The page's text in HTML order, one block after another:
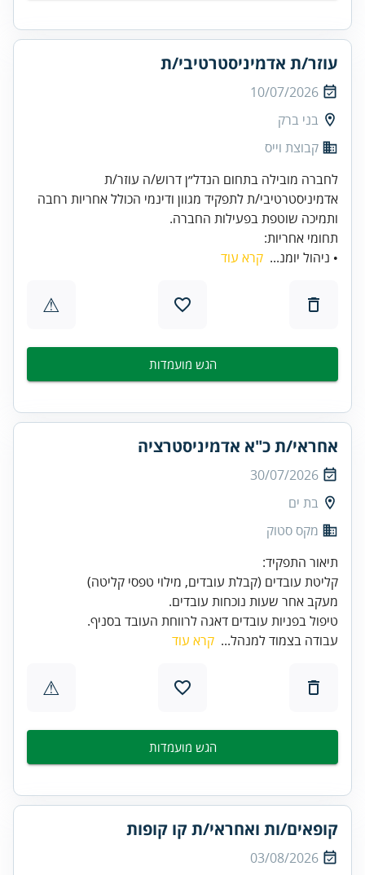
עוזר/ת אדמיניסטרטיבי/ת
10/07/2026
בני ברק
קבוצת וייס
לחברה מובילה בתחום הנדל״ן דרוש/ה עוזר/ת
אדמיניסטרטיבי/ת לתפקיד מגוון ודינמי הכולל אחריות רחבה
ותמיכה שוטפת בפעילות החברה.
תחומי אחריות:
• ניהול יומנ... קרא עוד
⚠
הגש מועמדות
אחראי/ת כ"א אדמיניסטרציה
30/07/2026
בת ים
מקס סטוק
טיפול בפניות עובדים דאגה לרווחת העובד בסניף.
עבודה בצמוד למנהל... קרא עוד
⚠
הגש מועמדות
קופאים/ות ואחראי/ת קו קופות
03/08/2026